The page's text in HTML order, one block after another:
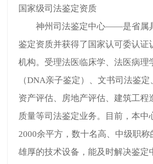
国家级司法鉴定资质
神州司法鉴定中心——是省属
鉴定资质并获得了国家认可委认证
机构。受理法医临床学、法医病理
（DNA亲子鉴定）、文书司法鉴定
资产评估、房地产评估、建筑工程
质量等司法鉴定业务。目前，本中
2000余平方，数十名高、中级职称
雄厚的技术设备，能及时解决鉴定